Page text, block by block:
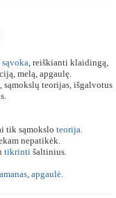
sąvoka, reiškianti klaidingą,
melą, apgaulę.
sąmokslų teorijas, išgalvotus
tik sąmokslo teorija.
nepatikėk.
tikrinti šaltinius.
, apgaulė.